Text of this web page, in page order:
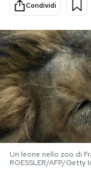
Cultura
Economia
Sport
PODCAST
NEWSLETTER
Condividi
Un leone nello zoo di
ROESSLER/AFP/Getty